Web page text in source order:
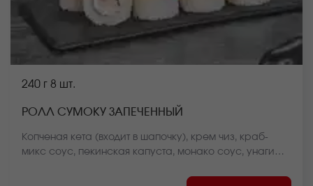
240 г 8 шт.
РОЛЛ СУМОКУ ЗАПЕЧЕННЫЙ
Копченая кета (входит в шапочку), крем чиз, краб-
микс соус, пекинская капуста, монако соус, унаги